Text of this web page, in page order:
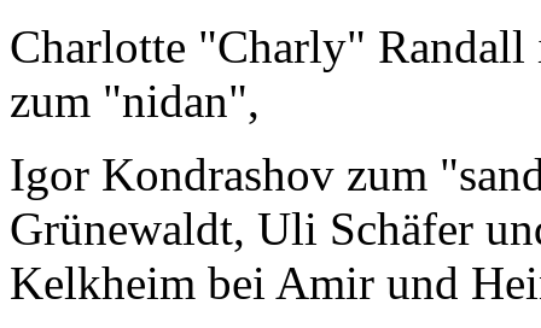
Charlotte "Charly"
zum "nidan",
Igor Kondrashov zum
Grünewaldt, Uli Schäfer
Kelkheim bei Amir und